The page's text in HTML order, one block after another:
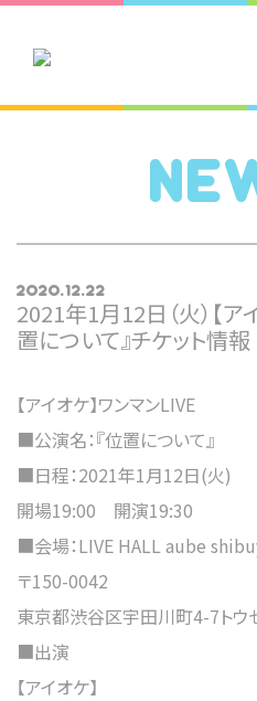
2020.12.22
2021年1月12日（火）【ア
置について』チケット情報
【アイオケ】ワンマンLIVE
■公演名：『位置について』
■日程：2021年1月12日(火)
開場19:00 開演19:30
■会場：LIVE HALL aube
〒150-0042
東京都渋谷区宇田川町4-7トウ
■出演
【アイオケ】